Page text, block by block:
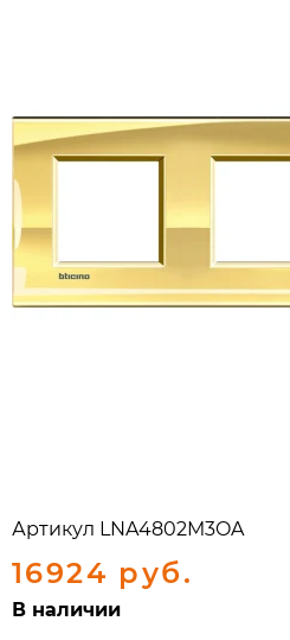
Артикул LNA4802M3OA
16924 руб.
В наличии